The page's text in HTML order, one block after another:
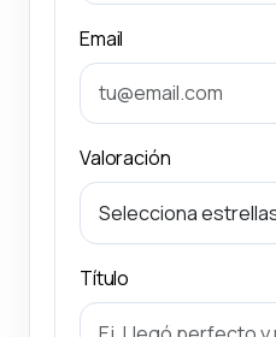
Email
Valoración
Título